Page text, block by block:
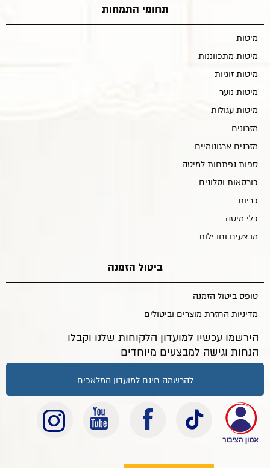
תחומי התמחות
מיטות
מיטות מתכווננות
מיטות זוגיות
מיטות נוער
מיטות עגולות
מזרונים
מזרנים ארגונומיים
ספות נפתחות למיטה
כורסאות וסלונים
כריות
כלי מיטה
מבצעים וחבילות
ביטול הזמנה
טופס ביטול הזמנה
מדיניות החזרת מוצרים וביטולים
הירשמו עכשיו למועדון הלקוחות שלנו וקבלו
הנחות וגישה למבצעים מיוחדים
להרשמה חינם למועדון המלאכים